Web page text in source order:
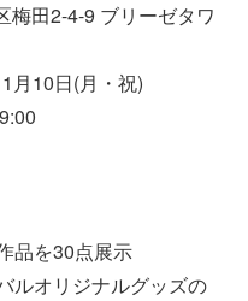
梅田2-4-9 ブリーゼタワ
月10日(月・祝)
品を30点展示
ルオリジナルグッズの